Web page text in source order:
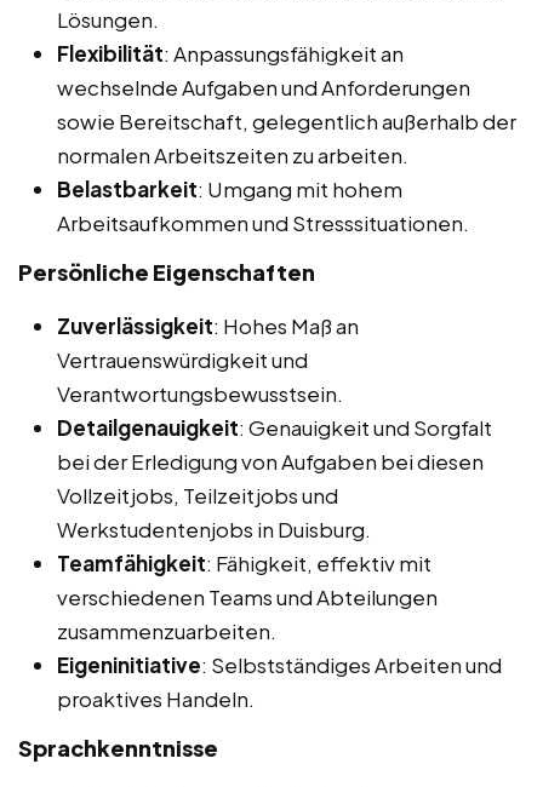
Lösungen.
Flexibilität: Anpassungsfähigkeit an
wechselnde Aufgaben und Anforderungen
sowie Bereitschaft, gelegentlich außerhalb der
normalen Arbeitszeiten zu arbeiten.
Belastbarkeit: Umgang mit hohem
Arbeitsaufkommen und Stresssituationen.
Persönliche Eigenschaften
Zuverlässigkeit: Hohes Maß an
Vertrauenswürdigkeit und
Verantwortungsbewusstsein.
Detailgenauigkeit: Genauigkeit und Sorgfalt
bei der Erledigung von Aufgaben bei diesen
Vollzeitjobs, Teilzeitjobs und
Werkstudentenjobs in Duisburg.
Teamfähigkeit: Fähigkeit, effektiv mit
verschiedenen Teams und Abteilungen
zusammenzuarbeiten.
Eigeninitiative: Selbstständiges Arbeiten und
proaktives Handeln.
Sprachkenntnisse